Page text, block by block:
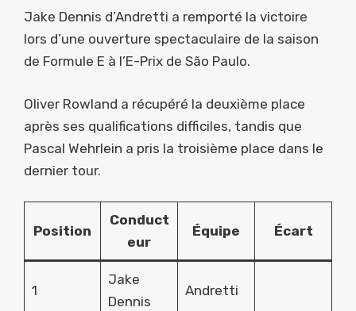
Jake Dennis d’Andretti a remporté la victoire
lors d’une ouverture spectaculaire de la saison
de Formule E à l’E-Prix de São Paulo.
Oliver Rowland a récupéré la deuxième place
après ses qualifications difficiles, tandis que
Pascal Wehrlein a pris la troisième place dans le
dernier tour.
Position
Conduct
eur
Équipe Écart
1
Jake
Dennis
Andretti